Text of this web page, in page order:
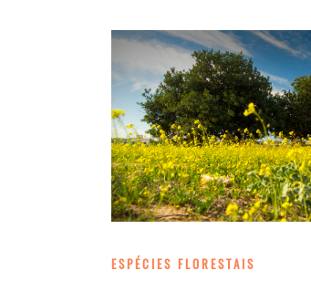
ESPÉCIES FLORESTAIS